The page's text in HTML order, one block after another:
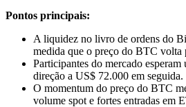
Pontos principais:
A liquidez no livro de ordens do
medida que o preço do BTC volta
Participantes do mercado
direção a US$ 72.000 em seguida.
O momentum do preço do BTC
volume spot e fortes entradas em